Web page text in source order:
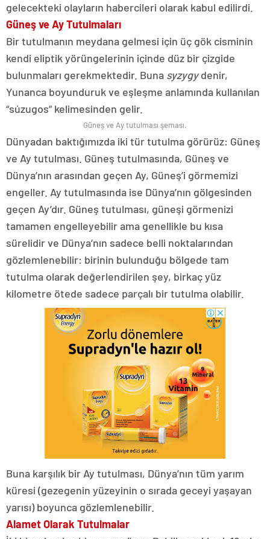
gelecekteki olayların habercileri olarak kabul edilirdi.
Güneş ve Ay Tutulmaları
Bir tutulmanın meydana gelmesi için üç gök cisminin
kendi eliptik yörüngelerinin içinde düz bir çizgide
bulunmaları gerekmektedir. Buna syzygydenir,
Yunanca boyunduruk ve eşleşme anlamında kullanılan
“súzugos” kelimesinden gelir.
Güneş ve Ay tutulması şeması.
Dünyadan baktığımızda iki tür tutulma görürüz: Güneş
ve Ay tutulması. Güneş tutulmasında, Güneş ve
Dünya’nın arasından geçen Ay, Güneş’i görmemizi
engeller. Ay tutulmasında ise Dünya’nın gölgesinden
geçen Ay’dır. Güneş tutulması, güneşi görmenizi
tamamen engelleyebilir ama genellikle bu kısa
sürelidir ve Dünya’nın sadece belli noktalarından
gözlemlenebilir: birinin bulunduğu bölgede tam
tutulma olarak değerlendirilen şey, birkaç yüz
kilometre ötede sadece parçalı bir tutulma olabilir.
Buna karşılık bir Ay tutulması, Dünya’nın tüm yarım
küresi (gezegenin yüzeyinin o sırada geceyi yaşayan
yarısı) boyunca gözlemlenebilir.
Alamet Olarak Tutulmalar